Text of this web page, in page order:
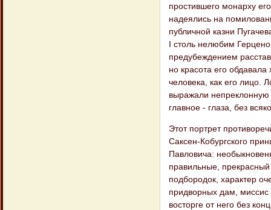
простившего монарху
надеялись на
публичной казни
I столь нелюбим
предубеждением
но красота его
человека, как его лицо.
выражали
главное - глаза, без
Этот портрет
Саксен-Кобургского
Павловича:
правильные,
подбородок, характер
придворных дам, миссис
восторге от него без